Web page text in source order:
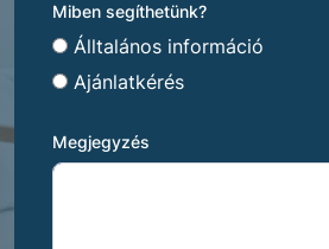
Miben segíthetünk?
Álltalános információ
Ajánlatkérés
Megjegyzés